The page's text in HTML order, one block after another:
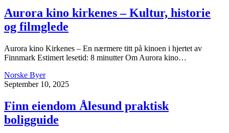
Aurora kino kirkenes – Kultur, historie
og filmglede
Aurora kino Kirkenes – En nærmere titt på kinoen i hjertet av
Finnmark Estimert lesetid: 8 minutter Om Aurora kino…
Norske Byer
September 10, 2025
Finn eiendom Ålesund praktisk
boligguide